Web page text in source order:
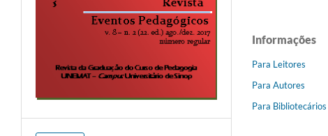
Informações
Para Leitores
Para Autores
Para Bibliotecários